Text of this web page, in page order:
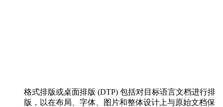
格式排版或桌面排版 (DTP) 包括对目标语言文档进行排
版，以在布局、字体、图片和整体设计上与原始文档保